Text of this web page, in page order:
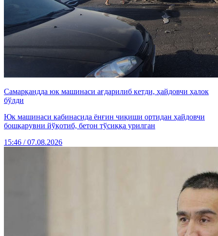
Самарқандда юк машинаси ағдарилиб кетди, ҳайдовчи ҳалок
бўлди
Юк машинаси кабинасида ёнғин чиқиши ортидан ҳайдовчи
бошқарувни йўқотиб, бетон тўсиққа урилган
15:46 / 07.08.2026